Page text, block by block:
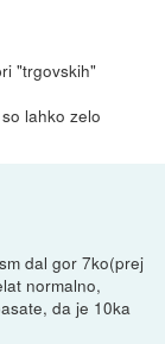
"trgovskih"
lahko zelo
dal gor 7ko(prej
normalno,
da je 10ka